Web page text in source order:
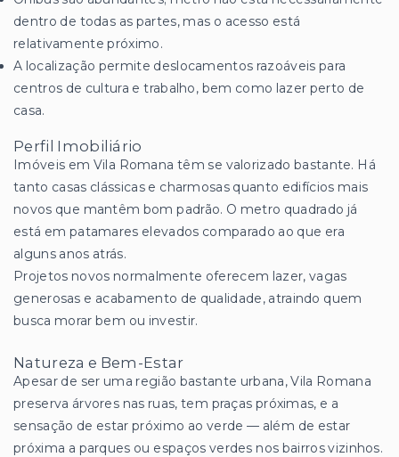
dentro de todas as partes, mas o acesso está
relativamente próximo.
A localização permite deslocamentos razoáveis para
centros de cultura e trabalho, bem como lazer perto de
casa.
Perfil Imobiliário
Imóveis em Vila Romana têm se valorizado bastante. Há
tanto casas clássicas e charmosas quanto edifícios mais
novos que mantêm bom padrão. O metro quadrado já
está em patamares elevados comparado ao que era
alguns anos atrás.
Projetos novos normalmente oferecem lazer, vagas
generosas e acabamento de qualidade, atraindo quem
busca morar bem ou investir.
Natureza e Bem-Estar
Apesar de ser uma região bastante urbana, Vila Romana
preserva árvores nas ruas, tem praças próximas, e a
sensação de estar próximo ao verde — além de estar
próxima a parques ou espaços verdes nos bairros vizinhos.